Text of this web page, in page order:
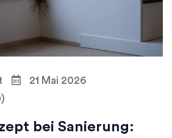
21 Mai 2026
bei Sanierung: